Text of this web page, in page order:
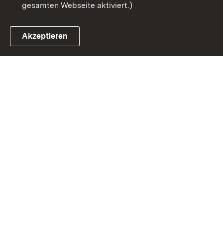
Link zum Landesportal
gesamten Webseite aktiviert.)
Akzeptieren